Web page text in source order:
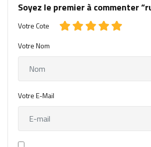
Soyez le premier à commenter
Votre Cote
Votre Nom
Votre E-Mail